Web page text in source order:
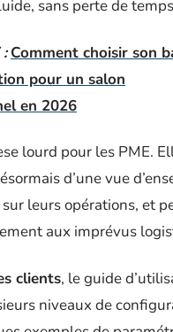
sans perte de
Comment choisir son
pour un salon
en 2026
lourd pour les PME.
d’une vue
leurs opérations, et
aux imprévus
clients, le guide
niveaux de